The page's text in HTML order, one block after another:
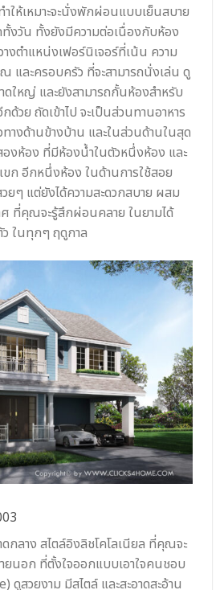
ให้เหมาะจะนั่งพักผ่อนแบบเย็นสบาย
งวัน ทั้งยังมีความต่อเนื่องกับห้อง
งตำแหน่งเฟอร์นิเจอร์ที่เน้น ความ
และครอบครัว ที่จะสามารถนั่งเล่น ดู
ใหญ่ และยังสามารถกั้นห้องสำหรับ
ด้วย ถัดเข้าไป จะเป็นส่วนทานอาหาร
างด้านข้างบ้าน และในส่วนด้านในสุด
งห้อง ที่มีห้องน้ำในตัวหนึ่งห้อง และ
ก อีกหนึ่งห้อง ในด้านการใช้สอย
ยๆ แต่ยังได้ความสะดวกสบาย ผสม
ที่คุณจะรู้สึกผ่อนคลาย ในยามได้
ในทุกๆ ฤดูกาล
ลาง สไตล์อิงลิชโคโลเนียล ที่คุณจะ
นอก ที่ตั้งใจออกแบบเอาใจคนชอบ
ดูสวยงาม มีสไตล์ และสะอาดสะอ้าน